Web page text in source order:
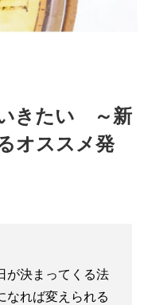
きたい ～新
オススメ発
が決まってくる法
なれば変えられる